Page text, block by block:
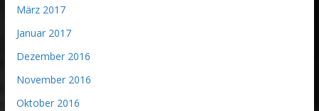
März 2017
Januar 2017
Dezember 2016
November 2016
Oktober 2016